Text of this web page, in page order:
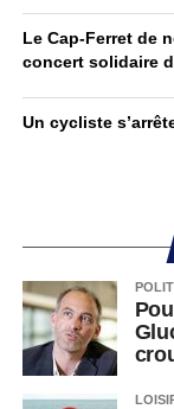
Le Cap-Ferret de
concert solidaire
Un cycliste